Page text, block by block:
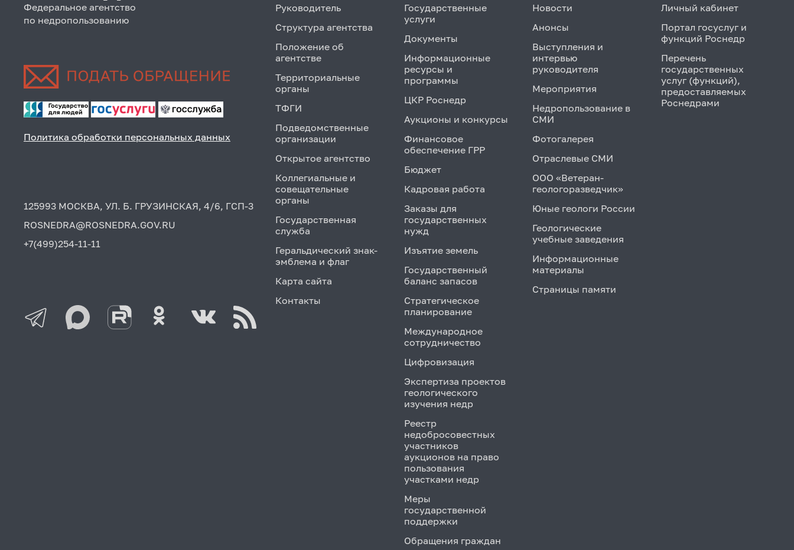
Федеральное агентство
по недропользованию
Политика обработки персональных данных
125993 МОСКВА, УЛ. Б. ГРУЗИНСКАЯ, 4/6, ГСП-3
ROSNEDRA@ROSNEDRA.GOV.RU
+7(499)254-11-11
Руководитель
Структура агентства
Положение об
агентстве
Территориальные
органы
ТФГИ
Подведомственные
организации
Открытое агентство
Коллегиальные и
совещательные
органы
Государственная
служба
Геральдический знак-
эмблема и флаг
Карта сайта
Контакты
Государственные
услуги
Документы
Информационные
ресурсы и
программы
ЦКР Роснедр
Аукционы и конкурсы
Финансовое
обеспечение ГРР
Бюджет
Кадровая работа
Заказы для
государственных
нужд
Изъятие земель
Государственный
баланс запасов
Стратегическое
планирование
Международное
сотрудничество
Цифровизация
Экспертиза проектов
геологического
изучения недр
Реестр
недобросовестных
участников
аукционов на право
пользования
участками недр
Меры
государственной
поддержки
Обращения граждан
Новости
Анонсы
Выступления и
интервью
руководителя
Мероприятия
Недропользование в
СМИ
Фотогалерея
Отраслевые СМИ
ООО «Ветеран-
геологоразведчик»
Юные геологи России
Геологические
учебные заведения
Информационные
материалы
Страницы памяти
Личный кабинет
Портал госуслуг и
функций Роснедр
Перечень
государственных
услуг (функций),
предоставляемых
Роснедрами